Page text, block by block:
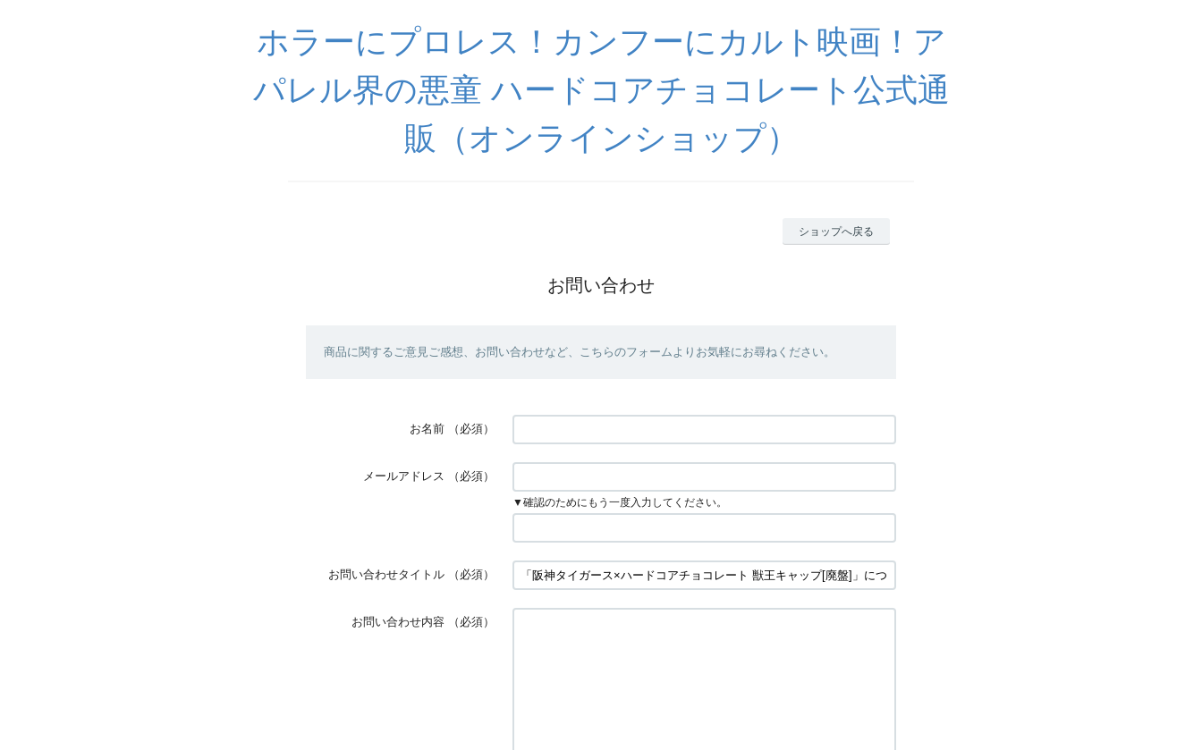
ホラーにプロレス！カンフーにカルト映画！ア
パレル界の悪童 ハードコアチョコレート公式通
販（オンラインショップ）
ショップへ戻る
お問い合わせ
商品に関するご意見ご感想、お問い合わせなど、こちらのフォームよりお気軽にお尋ねください。
お名前 （必須）
メールアドレス （必須）
▼確認のためにもう一度入力してください。
お問い合わせタイトル （必須）
お問い合わせ内容 （必須）